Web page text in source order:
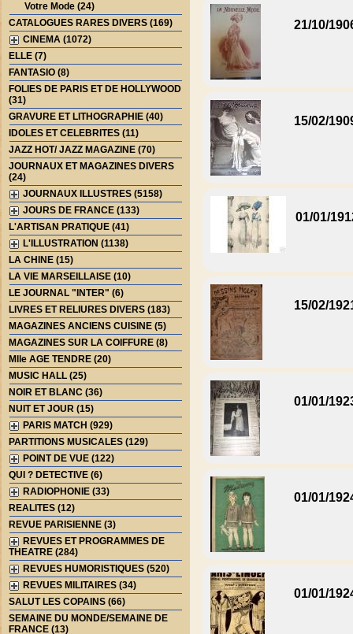
Votre Mode (24)
CATALOGUES RARES DIVERS (169)
CINEMA (1072)
ELLE (7)
FANTASIO (8)
FOLIES DE PARIS ET DE HOLLYWOOD
(31)
GRAVURE ET LITHOGRAPHIE (40)
IDOLES ET CELEBRITES (11)
JAZZ HOT/ JAZZ MAGAZINE (70)
JOURNAUX ET MAGAZINES DIVERS
(24)
JOURNAUX ILLUSTRES (5158)
JOURS DE FRANCE (133)
L'ARTISAN PRATIQUE (41)
L'ILLUSTRATION (1138)
LA CHINE (15)
LA VIE MARSEILLAISE (10)
LE JOURNAL "INTER" (6)
LIVRES ET RELIURES DIVERS (183)
MAGAZINES ANCIENS CUISINE (5)
MAGAZINES SUR LA COIFFURE (8)
Mlle AGE TENDRE (20)
MUSIC HALL (25)
NOIR ET BLANC (36)
NUIT ET JOUR (15)
PARIS MATCH (929)
PARTITIONS MUSICALES (129)
POINT DE VUE (122)
QUI ? DETECTIVE (6)
RADIOPHONIE (33)
REALITES (12)
REVUE PARISIENNE (3)
REVUES ET PROGRAMMES DE
THEATRE (284)
REVUES HUMORISTIQUES (520)
REVUES MILITAIRES (34)
SALUT LES COPAINS (66)
SEMAINE DU MONDE/SEMAINE DE
FRANCE (13)
21/10/
15/02/
01/01/
15/02/
01/01/
01/01/
01/01/